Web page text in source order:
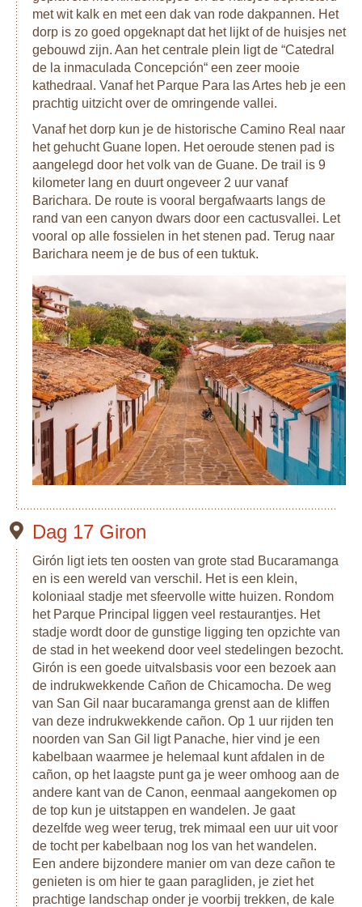
met wit kalk en met een dak van rode dakpannen. Het
dorp is zo goed opgeknapt dat het lijkt of de huisjes net
gebouwd zijn. Aan het centrale plein ligt de “Catedral
de la inmaculada Concepción“ een zeer mooie
kathedraal. Vanaf het Parque Para las Artes heb je een
prachtig uitzicht over de omringende vallei.
Vanaf het dorp kun je de historische Camino Real naar
het gehucht Guane lopen. Het oeroude stenen pad is
aangelegd door het volk van de Guane. De trail is 9
kilometer lang en duurt ongeveer 2 uur vanaf
Barichara. De route is vooral bergafwaarts langs de
rand van een canyon dwars door een cactusvallei. Let
vooral op alle fossielen in het stenen pad. Terug naar
Barichara neem je de bus of een tuktuk.
Dag 17 Giron
Girón ligt iets ten oosten van grote stad Bucaramanga
en is een wereld van verschil. Het is een klein,
koloniaal stadje met sfeervolle witte huizen. Rondom
het Parque Principal liggen veel restaurantjes. Het
stadje wordt door de gunstige ligging ten opzichte van
de stad in het weekend door veel stedelingen bezocht.
Girón is een goede uitvalsbasis voor een bezoek aan
de indrukwekkende Cañon de Chicamocha. De weg
van San Gil naar bucaramanga grenst aan de kliffen
van deze indrukwekkende cañon. Op 1 uur rijden ten
noorden van San Gil ligt Panache, hier vind je een
kabelbaan waarmee je helemaal kunt afdalen in de
cañon, op het laagste punt ga je weer omhoog aan de
andere kant van de Canon, eenmaal aangekomen op
de top kun je uitstappen en wandelen. Je gaat
dezelfde weg weer terug, trek mimaal een uur uit voor
de tocht per kabelbaan nog los van het wandelen.
Een andere bijzondere manier om van deze cañon te
genieten is om hier te gaan paragliden, je ziet het
prachtige landschap onder je voorbij trekken, de kale